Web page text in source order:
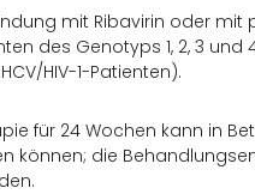
mit Ribavirin oder
des Genotyps 1, 2, 3
HIV-1-Patienten).
für 24 Wochen kann in
können; die